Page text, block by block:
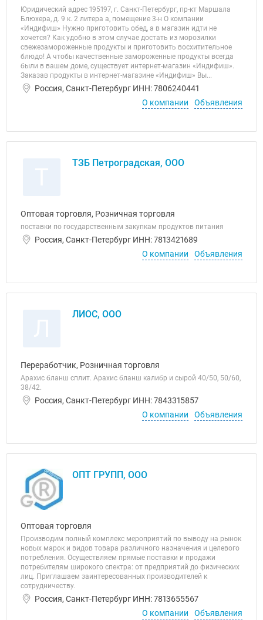
Юридический адрес 195197, г. Санкт-Петербург, пр-кт Маршала
Блюхера, д. 9 к. 2 литера а, помещение 3-н О компании
«Индифиш» Нужно приготовить обед, а в магазин идти не
хочется? Как удобно в этом случае достать из морозилки
свежезамороженные продукты и приготовить восхитительное
блюдо! А чтобы качественные замороженные продукты всегда
были в вашем доме, существует интернет-магазин «Индифиш».
Заказав продукты в интернет-магазине «Индифиш» Вы...
Россия, Санкт-Петербург ИНН: 7806240441
О компании
Объявления
ТЗБ Петроградская, ООО
Оптовая торговля, Розничная торговля
поставки по государственным закупкам продуктов питания
Россия, Санкт-Петербург ИНН: 7813421689
О компании
Объявления
ЛИОС, ООО
Переработчик, Розничная торговля
Арахис бланш сплит. Арахис бланш калибр и сырой 40/50, 50/60,
38/42.
Россия, Санкт-Петербург ИНН: 7843315857
О компании
Объявления
ОПТ ГРУПП, ООО
Оптовая торговля
Производим полный комплекс мероприятий по выводу на рынок
новых марок и видов товара различного назначения и целевого
потребления. Осуществляем прямые поставки и продажи
потребителям широкого спектра: от предприятий до физических
лиц. Приглашаем заинтересованных производителей к
сотрудничеству.
Россия, Санкт-Петербург ИНН: 7813655567
О компании
Объявления